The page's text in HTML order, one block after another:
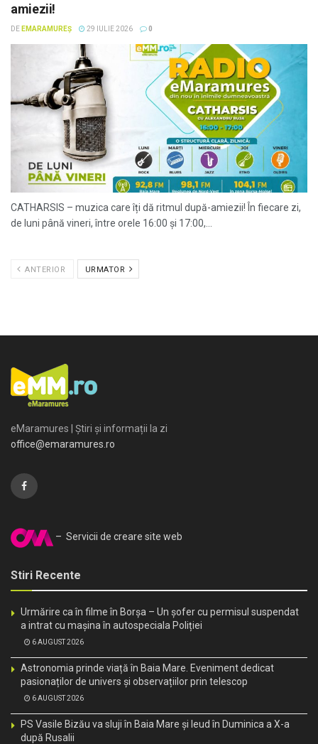
amiezii!
DE EMARAMUREȘ 29 IULIE 2026 0
CATHARSIS – muzica care îți dă ritmul după-amiezii! În fiecare zi,
de luni până vineri, între orele 16:00 și 17:00,...
ANTERIOR URMATOR
eMaramures | Știri și informații la zi
office@emaramures.ro
– Servicii de creare site web
Stiri Recente
Urmărire ca în filme în Borșa – Un șofer cu permisul suspendat
a intrat cu mașina în autospeciala Poliției
6 AUGUST 2026
Astronomia prinde viață în Baia Mare. Eveniment dedicat
pasionaților de univers și observațiilor prin telescop
6 AUGUST 2026
PS Vasile Bizău va sluji în Baia Mare și Ieud în Duminica a X-a
după Rusalii